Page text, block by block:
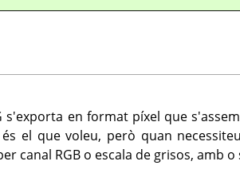
s'exporta en format píxel que
el que voleu, però quan
canal RGB o escala de grisos, amb o